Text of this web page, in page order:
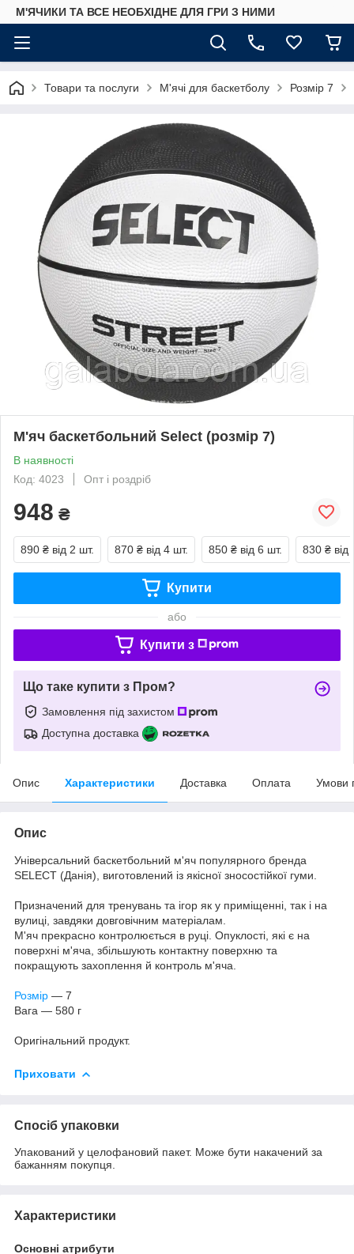
М'ЯЧИКИ ТА ВСЕ НЕОБХІДНЕ ДЛЯ ГРИ З НИМИ
Товари та послуги М'ячі для баскетболу Розмір 7
М'яч баскетбольний Select (розмір 7)
В наявності
Код: 4023
Опт і роздріб
948 ₴
890 ₴ від 2 шт. 870 ₴ від 4 шт. 850 ₴ від 6 шт. 830 ₴ від
Купити
або
Купити з
Що таке купити з Пром?
Замовлення під захистом
Доступна доставка
Опис Характеристики Доставка Оплата Умови
Опис
Універсальний баскетбольний м'яч популярного бренда
SELECT (Данія), виготовлений із якісної зносостійкої гуми.
Призначений для тренувань та ігор як у приміщенні, так і на
вулиці, завдяки довговічним матеріалам.
М'яч прекрасно контролюється в руці. Опуклості, які є на
поверхні м'яча, збільшують контактну поверхню та
покращують захоплення й контроль м'яча.
Розмір — 7
Вага — 580 г
Оригінальний продукт.
Приховати
Спосіб упаковки
Упакований у целофановий пакет. Може бути накачений за
бажанням покупця.
Характеристики
Основні атрибути